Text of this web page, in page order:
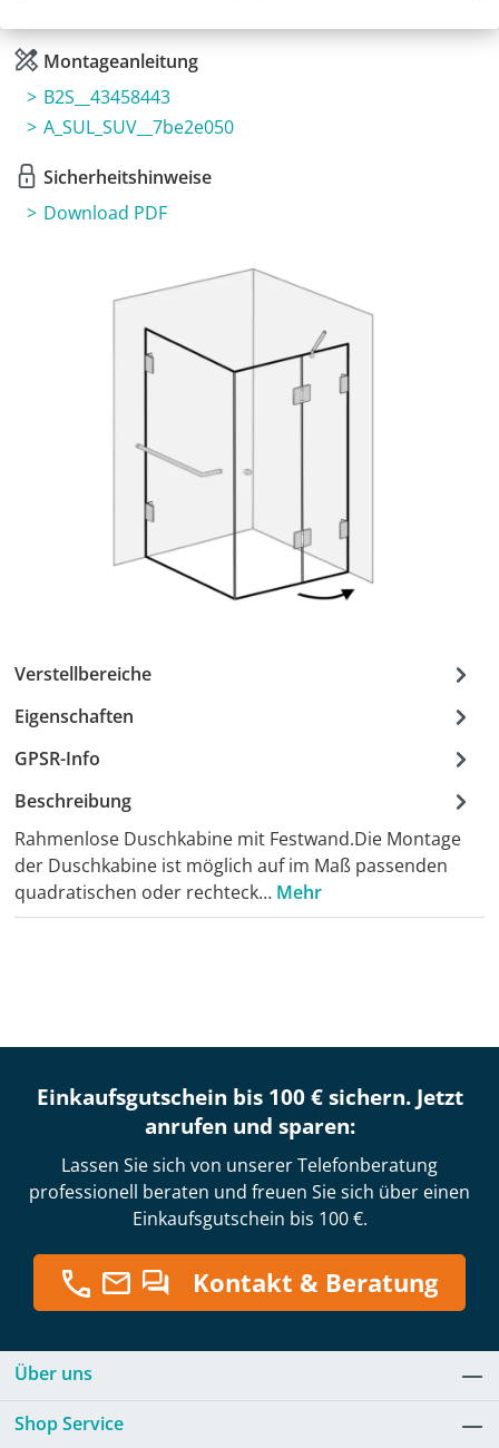
Montageanleitung
B2S__43458443
A_SUL_SUV__7be2e050
Sicherheitshinweise
Download PDF
Verstellbereiche
Eigenschaften
GPSR-Info
Beschreibung
Rahmenlose Duschkabine mit Festwand.Die Montage
der Duschkabine ist möglich auf im Maß passenden
quadratischen oder rechteck… Mehr
Einkaufsgutschein bis 100 € sichern. Jetzt
anrufen und sparen:
Lassen Sie sich von unserer Telefonberatung
professionell beraten und freuen Sie sich über einen
Einkaufsgutschein bis 100 €.
Kontakt & Beratung
Über uns
Shop Service